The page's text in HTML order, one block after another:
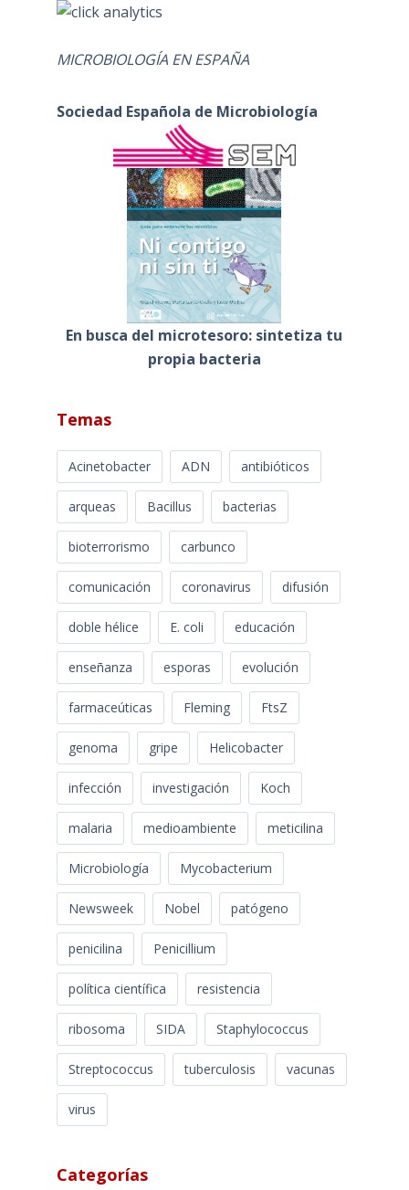
MICROBIOLOGÍA EN ESPAÑA
Sociedad Española de Microbiología
En busca del microtesoro: sintetiza tu
propia bacteria
Temas
Acinetobacter ADN antibióticos
arqueas Bacillus bacterias
bioterrorismo carbunco
comunicación coronavirus difusión
doble hélice E. coli educación
enseñanza esporas evolución
farmaceúticas Fleming FtsZ
genoma gripe Helicobacter
infección investigación Koch
malaria medioambiente meticilina
Microbiología Mycobacterium
Newsweek Nobel patógeno
penicilina Penicillium
política científica resistencia
ribosoma SIDA Staphylococcus
Streptococcus tuberculosis vacunas
virus
Categorías